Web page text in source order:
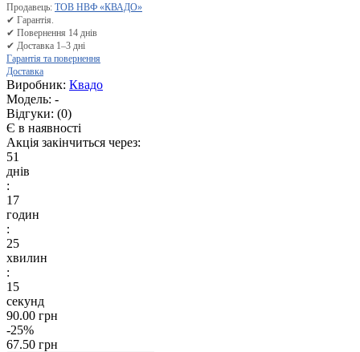
Продавець: ТОВ НВФ «КВАДО»
✔ Гарантія.
✔ Повернення 14 днів
✔ Доставка 1–3 дні
Гарантія та повернення
Доставка
Виробник: Квадо
Модель: -
Відгуки: (0)
Є в наявності
Акція закінчиться через:
51
днів
:
17
годин
:
25
хвилин
:
14
секунд
90.00 грн
-25%
67.50 грн